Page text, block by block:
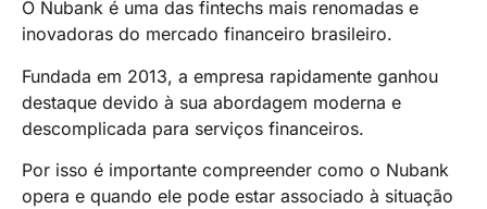
O Nubank é uma das fintechs mais renomadas e
inovadoras do mercado financeiro brasileiro.
Fundada em 2013, a empresa rapidamente ganhou
destaque devido à sua abordagem moderna e
descomplicada para serviços financeiros.
Por isso é importante compreender como o Nubank
opera e quando ele pode estar associado à situação